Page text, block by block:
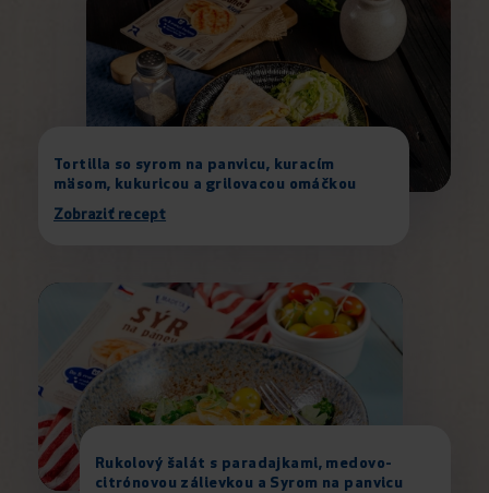
Tortilla so syrom na panvicu, kuracím
mäsom, kukuricou a grilovacou omáčkou
Zobraziť recept
Rukolový šalát s paradajkami, medovo-
citrónovou zálievkou a Syrom na panvicu